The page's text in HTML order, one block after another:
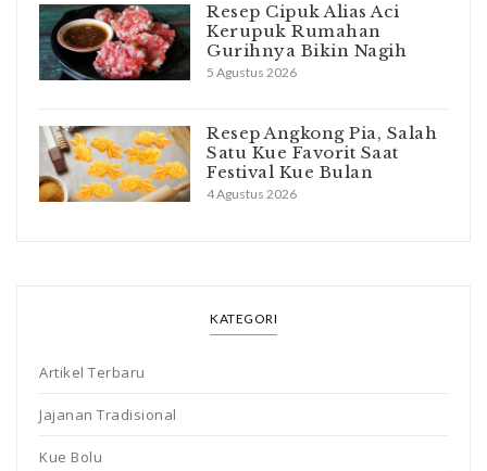
Resep Cipuk Alias Aci
Kerupuk Rumahan
Gurihnya Bikin Nagih
5 Agustus 2026
Resep Angkong Pia, Salah
Satu Kue Favorit Saat
Festival Kue Bulan
4 Agustus 2026
KATEGORI
Artikel Terbaru
Jajanan Tradisional
Kue Bolu